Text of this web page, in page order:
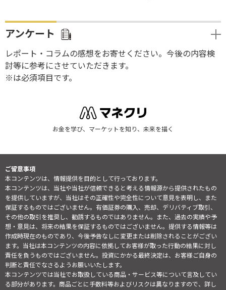
アンケート
レポート・コラムの感想をお寄せください。今後の内容検
討等に参考にさせていただきます。
※は必須項目です。
お金を学び、マーケットを知り、未来を描く
ご留意事項
本コンテンツは、情報提供を目的として行っております。
本コンテンツは、当社や当社が信頼できると考える情報源から提供されたもの
を提供していますが、当社はその正確性や完全性について意見を表明し、また
保証するものではございません。有価証券の購入、売却、デリバティブ取引、
その他の取引を推奨し、勧誘するものではありません。また、過去の実績や予
想・意見は、将来の結果を保証するものではございません。提供する情報等は
作成時現在のものであり、今後予告なしに変更または削除されることがござい
ます。当社は本コンテンツの内容に依拠してお客様が取った行動の結果に対し
責任を負うものではございません。投資にかかる最終決定は、お客様ご自身の
判断と責任でなさるようお願いいたします。
本コンテンツでは当社でお取扱している商品・サービス等について言及してい
る部分があります。商品ごとに手数料等およびリスクは異なりますので、詳し